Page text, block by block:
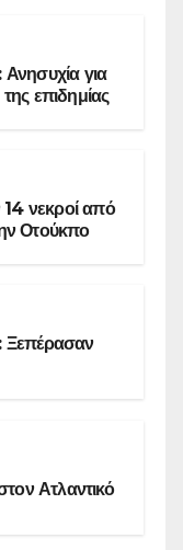
για
επιδημίας
14 νεκροί από
Οτούκπο
Ατλαντικό